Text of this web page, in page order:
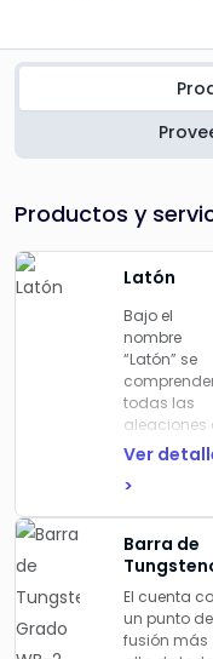
Productos y
Latón
Bajo el
nombre
“Latón” se
todas las
aleaciones
un color
Cobre y Zinc.
Las
aleaciones
que existen
el mercado
emplean
según sea su
uso.
Ver
>
Barra de
Grado
2
El cuenta
un punto de
fusión más